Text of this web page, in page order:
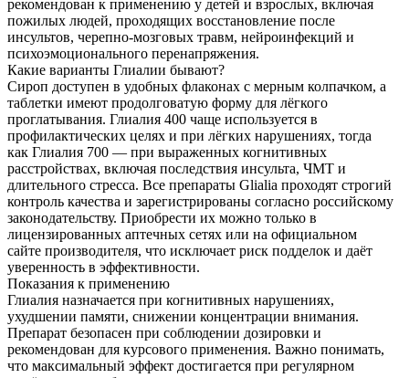
рекомендован к применению у детей и взрослых, включая
пожилых людей, проходящих восстановление после
инсультов, черепно-мозговых травм, нейроинфекций и
психоэмоционального перенапряжения.
Какие варианты Глиалии бывают?
Сироп доступен в удобных флаконах с мерным колпачком, а
таблетки имеют продолговатую форму для лёгкого
проглатывания. Глиалия 400 чаще используется в
профилактических целях и при лёгких нарушениях, тогда
как Глиалия 700 — при выраженных когнитивных
расстройствах, включая последствия инсульта, ЧМТ и
длительного стресса. Все препараты Glialia проходят строгий
контроль качества и зарегистрированы согласно российскому
законодательству. Приобрести их можно только в
лицензированных аптечных сетях или на официальном
сайте производителя, что исключает риск подделок и даёт
уверенность в эффективности.
Показания к применению
Глиалия назначается при когнитивных нарушениях,
ухудшении памяти, снижении концентрации внимания.
Препарат безопасен при соблюдении дозировки и
рекомендован для курсового применения. Важно понимать,
что максимальный эффект достигается при регулярном